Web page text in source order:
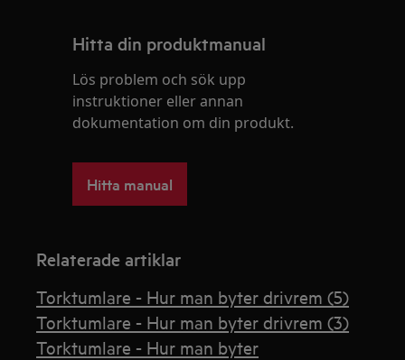
Hitta din produktmanual
Lös problem och sök upp
instruktioner eller annan
dokumentation om din produkt.
Hitta manual
Relaterade artiklar
Torktumlare - Hur man byter drivrem (5)
Torktumlare - Hur man byter drivrem (3)
Torktumlare - Hur man byter